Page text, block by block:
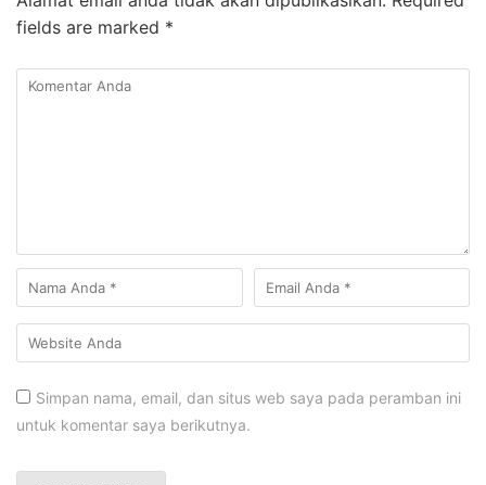
fields are marked *
Simpan nama, email, dan situs web saya pada peramban ini
untuk komentar saya berikutnya.